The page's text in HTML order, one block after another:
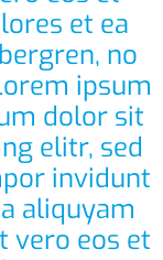
et ea
no
ipsum
dolor sit
elitr, sed
invidunt
aliquyam
vero eos et